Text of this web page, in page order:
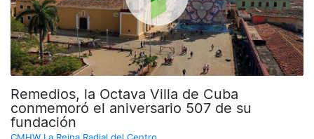
Remedios, la Octava Villa de Cuba
conmemoró el aniversario 507 de su
fundación